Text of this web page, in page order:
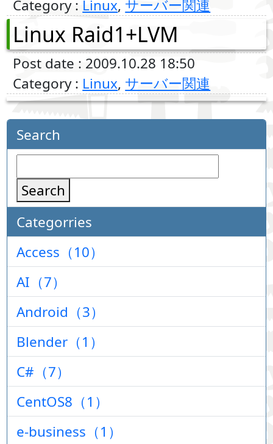
Category : Linux, サーバー関連
Linux Raid1+LVM
Post date : 2009.10.28 18:50
Category : Linux, サーバー関連
Search
Search
Categorries
Access（10）
AI（7）
Android（3）
Blender（1）
C#（7）
CentOS8（1）
e-business（1）